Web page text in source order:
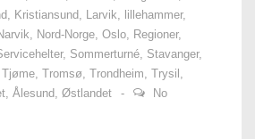
, Kristiansund, Larvik, lillehammer,
, Nord-Norge, Oslo, Regioner,
, Sommerturné, Stavanger,
Tjøme, Tromsø, Trondheim, Trysil ,
, Ålesund, Østlandet
No